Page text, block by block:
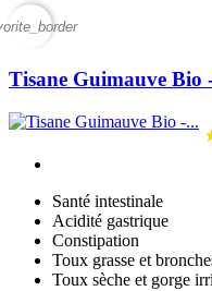
Tisane Guimauve Bio
Santé intestinale
Acidité gastrique
Constipation
Toux grasse et
Toux sèche et gorge